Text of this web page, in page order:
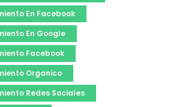
En Facebook
En Google
Facebook
Organico
Redes Sociales